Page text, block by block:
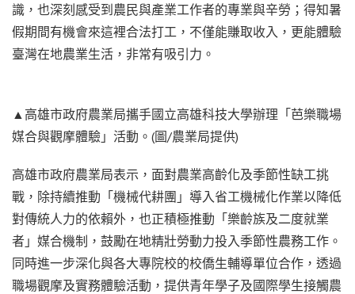
識，也深刻感受到農民與產業工作者的專業與辛勞；得知暑
假期間有機會來這裡合法打工，不僅能賺取收入，更能體驗
臺灣在地農業生活，非常有吸引力。
▲高雄市政府農業局攜手國立高雄科技大學辦理「芭樂職場
媒合與觀摩體驗」活動。(圖/農業局提供)
高雄市政府農業局表示，面對農業高齡化及季節性缺工挑
戰，除持續推動「機械代耕團」導入省工機械化作業以降低
對傳統人力的依賴外，也正積極推動「樂齡族及二度就業
者」媒合機制，鼓勵在地精壯勞動力投入季節性農務工作。
同時進一步深化與各大專院校的校僑生輔導單位合作，透過
職場觀摩及實務體驗活動，提供青年學子及國際學生接觸農